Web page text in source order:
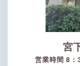
宮
営業時間 8：